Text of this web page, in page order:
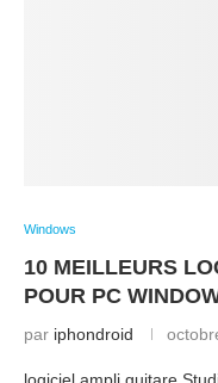
Windows
10 MEILLEURS
POUR PC
par iphondroid